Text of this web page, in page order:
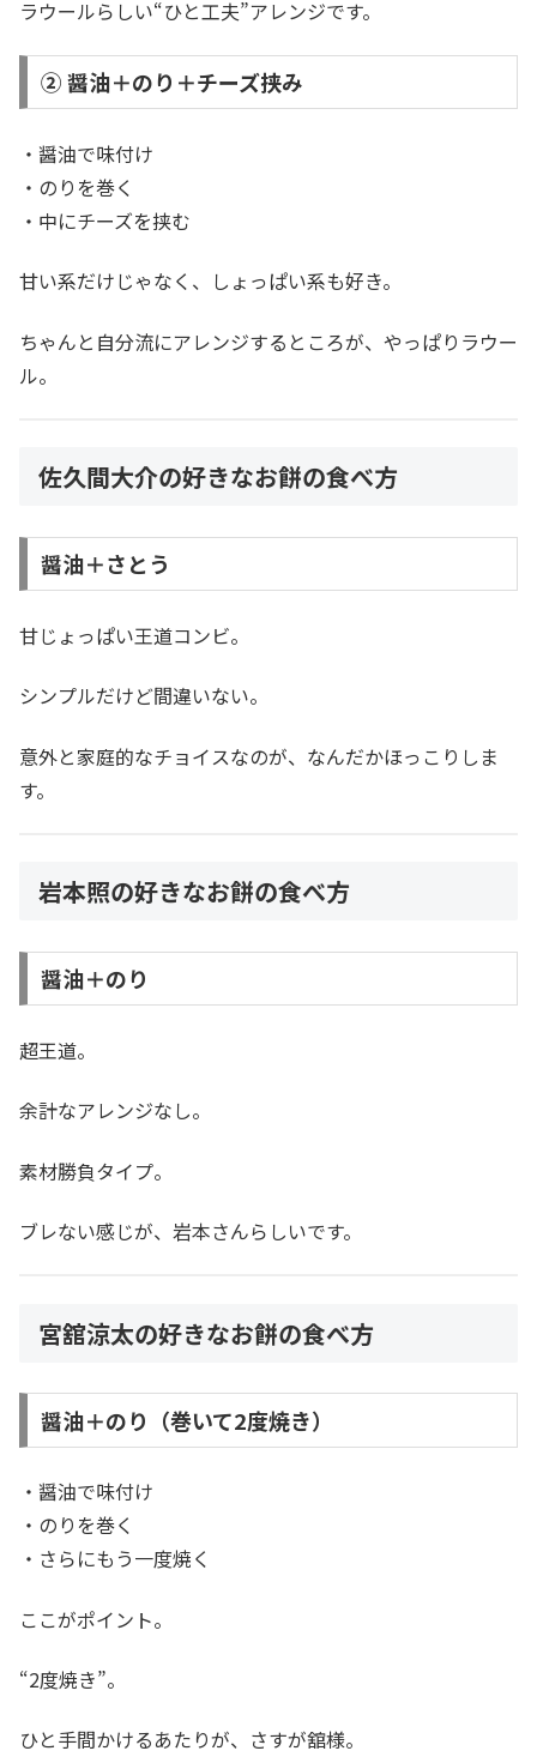
ラウールらしい“ひと工夫”アレンジです。
② 醤油＋のり＋チーズ挟み
・醤油で味付け
・のりを巻く
・中にチーズを挟む
甘い系だけじゃなく、しょっぱい系も好き。
ちゃんと自分流にアレンジするところが、やっぱりラウー
ル。
佐久間大介の好きなお餅の食べ方
醤油＋さとう
甘じょっぱい王道コンビ。
シンプルだけど間違いない。
意外と家庭的なチョイスなのが、なんだかほっこりしま
す。
岩本照の好きなお餅の食べ方
醤油＋のり
超王道。
余計なアレンジなし。
素材勝負タイプ。
ブレない感じが、岩本さんらしいです。
宮舘涼太の好きなお餅の食べ方
醤油＋のり（巻いて2度焼き）
・醤油で味付け
・のりを巻く
・さらにもう一度焼く
ここがポイント。
“2度焼き”。
ひと手間かけるあたりが、さすが舘様。